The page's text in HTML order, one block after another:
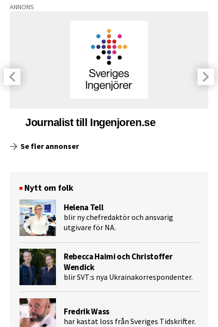
ANNONS
Journalist till Ingenjoren.se
Se fler annonser
Nytt om folk
Helena Tell
blir ny chefredaktör och ansvarig
utgivare för NA.
Rebecca Haimi och Christoffer
Wendick
blir SVT:s nya Ukrainakorrespondenter.
Fredrik Wass
har kastat loss från Sveriges Tidskrifter.